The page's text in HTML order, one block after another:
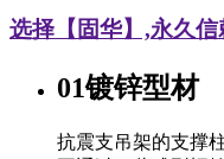
选择【固华】,永久信
01镀锌型材
抗震支吊架的支撑